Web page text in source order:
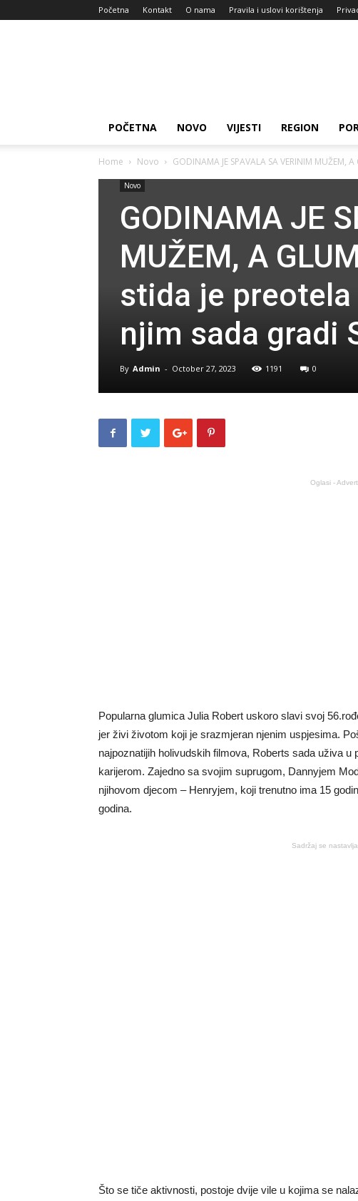
Početna Kontakt O nama Pravila i uslovi korištenja
POČETNA NOVO VIJESTI REGION
Home Novo GODINAMA JE SPAVALA SA VERINIM MUŽEM,
Novo
GODINAMA JE
MUŽEM, A
stida je
njim sada gradi
By Admin - October 27, 2023 1191 0
Oglasi -
Popularna glumica Julia Robert uskoro slavi svoj
jer živi životom koji je srazmjeran njenim uspjesima.
najpoznatijih holivudskih filmova, Roberts sada uživa
karijerom. Zajedno sa svojim suprugom, Dannyjem
njihovom djecom – Henryjem, koji trenutno ima 15
godina.
Sadržaj se
Što se tiče aktivnosti, postoje dvije vile u kojima se